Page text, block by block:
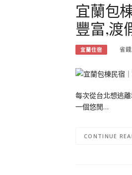
宜蘭包
豐富,渡
宜蘭住宿 省
每次從台北想逃
一個悠閒…
CONTINUE